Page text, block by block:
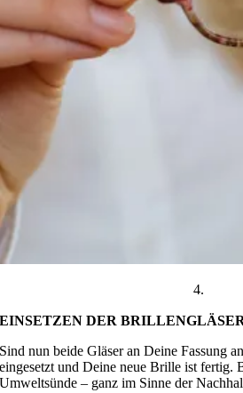
4.
EINSETZEN DER
Sind nun beide Gläser an Deine Fassung
eingesetzt und Deine neue Brille ist fertig.
Umweltsünde – ganz im Sinne der